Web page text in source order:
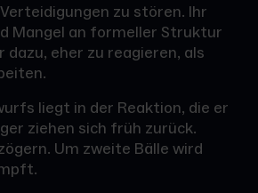
zu stören. Ihr
Mangel an formeller Struktur
eher zu reagieren, als
liegt in der Reaktion, die er
ziehen sich früh zurück.
Um zweite Bälle wird